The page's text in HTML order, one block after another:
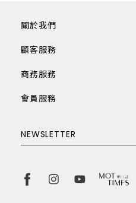
訂閱電子報
關於我們
顧客服務
商務服務
會員服務
NEWSLETTER